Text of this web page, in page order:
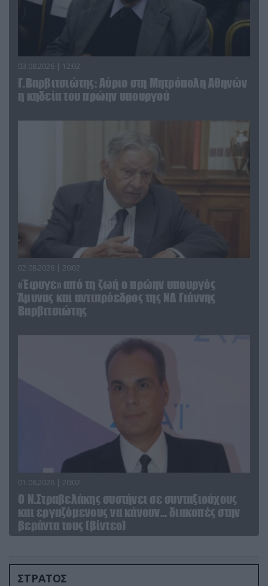
03.08.2026 | 12:02
Γ.Βαρβιτσιώτης: Aύριο στη Μητρόπολη Αθηνών
η κηδεία του πρώην υπουργού
02.08.2026 | 20:02
«Έφυγε» από τη ζωή ο πρώην υπουργός
Άμυνας και αντιπρόεδρος της ΝΔ Γιάννης
Βαρβιτσιώτης
01.08.2026 | 20:02
Ο Ν.Στραβελάκης συστήνει σε συνταξιούχους
και εργαζόμενους να κάνουν… διακοπές στην
βεράντα τους (βίντεο)
ΣΤΡΑΤΟΣ